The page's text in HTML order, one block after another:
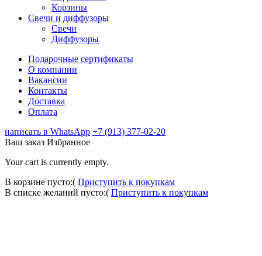
Корзины
Свечи и диффузоры
Свечи
Диффузоры
Подарочные сертификаты
О компании
Вакансии
Контакты
Доставка
Оплата
написать в WhatsApp +7 (913) 377-02-20
Ваш заказ Избранное
Your cart is currently empty.
В корзине пусто:( Приступить к покупкам
В списке желаний пусто:( Приступить к покупкам